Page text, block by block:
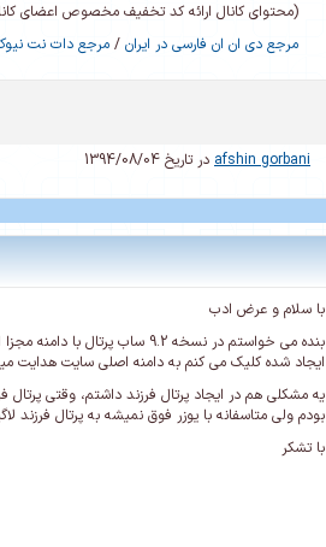
(محتوای کانال ارائه کد تخفیف مخصوص اعضای
مرجع دی ان ان فارسی در ایران / مرجع دات نت
afshin gorbani در تاریخ 1394/08/04
با سلام و عرض ادب
بنده می خواستم در نسخه 9.2
ایجاد شده کلیک می کنم به دامنه اصلی سایت هدایت
یه مشکلی هم در ایجاد پرتال فرزند داشتم، وقتی پرتال
بودم ولی متاسفانه با یوزر فوق نمیشه به پرتال فرزند
با تشکر